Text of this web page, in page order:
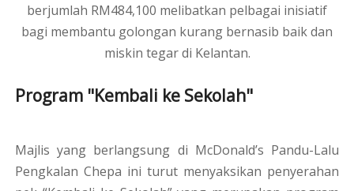
berjumlah RM484,100 melibatkan pelbagai inisiatif
bagi membantu golongan kurang bernasib baik dan
miskin tegar di Kelantan.
Program "Kembali ke Sekolah"
Majlis yang berlangsung di McDonald’s Pandu-Lalu
Pengkalan Chepa ini turut menyaksikan penyerahan